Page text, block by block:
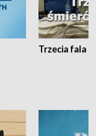
Trzecia fala -